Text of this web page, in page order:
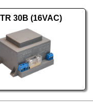
30B (16VAC)